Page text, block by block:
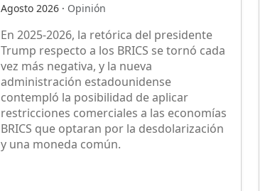
Agosto 2026 · Opinión
En 2025-2026, la retórica del presidente
Trump respecto a los BRICS se tornó cada
vez más negativa, y la nueva
administración estadounidense
contempló la posibilidad de aplicar
restricciones comerciales a las economías
BRICS que optaran por la desdolarización
y una moneda común.